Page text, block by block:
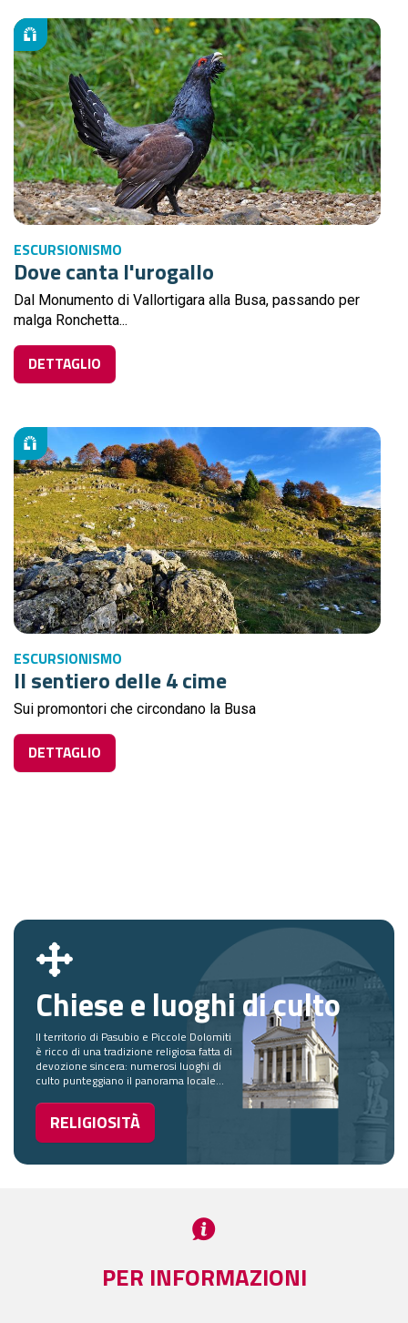
ESCURSIONISMO
Dove canta l'urogallo
Dal Monumento di Vallortigara alla Busa, passando per
malga Ronchetta...
DETTAGLIO
ESCURSIONISMO
Il sentiero delle 4 cime
Sui promontori che circondano la Busa
DETTAGLIO
Chiese e luoghi di culto
Il territorio di Pasubio e Piccole Dolomiti
è ricco di una tradizione religiosa fatta di
devozione sincera: numerosi luoghi di
culto punteggiano il panorama locale...
RELIGIOSITÀ
PER INFORMAZIONI